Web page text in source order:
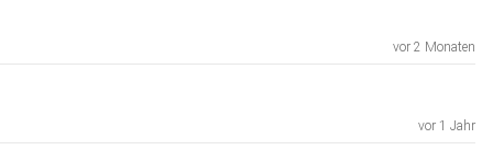
vor 2 Monaten
vor 1 Jahr